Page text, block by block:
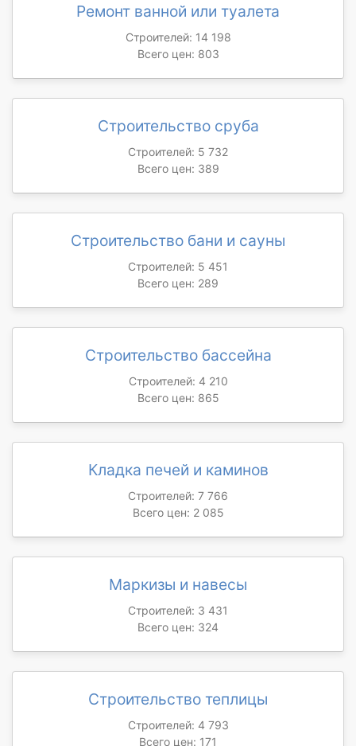
Ремонт ванной или туалета
Строителей: 14 198
Всего цен: 803
Строительство сруба
Строителей: 5 732
Всего цен: 389
Строительство бани и сауны
Строителей: 5 451
Всего цен: 289
Строительство бассейна
Строителей: 4 210
Всего цен: 865
Кладка печей и каминов
Строителей: 7 766
Всего цен: 2 085
Маркизы и навесы
Строителей: 3 431
Всего цен: 324
Строительство теплицы
Строителей: 4 793
Всего цен: 171